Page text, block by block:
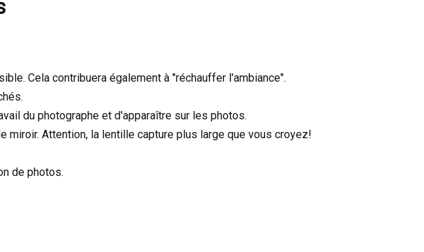
Cela contribuera également à "réchauffer l'ambiance".
du photographe et d'apparaître sur les photos.
Attention, la lentille capture plus large que vous croyez!
de photos.